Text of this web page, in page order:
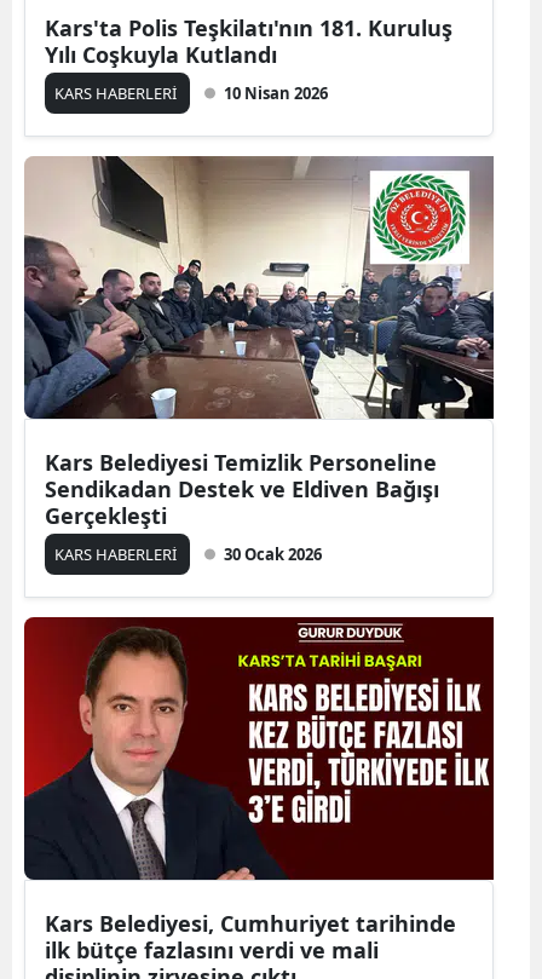
Kahramanmaraş
Muğla
Muş
Nevşehir
Niğde
Ordu
Rize
Sakarya
Samsun
Sivas
Tekirdağ
Tokat
Trabzon
Şanlıurfa
Uşak
Kars'ta Polis Teşkilatı'nın 181. Kuruluş
Yılı Coşkuyla Kutlandı
KARS HABERLERİ 10 Nisan 2026
Kars Belediyesi Temizlik Personeline
Sendikadan Destek ve Eldiven Bağışı
Gerçekleşti
KARS HABERLERİ 30 Ocak 2026
Kars Belediyesi, Cumhuriyet tarihinde
ilk bütçe fazlasını verdi ve mali